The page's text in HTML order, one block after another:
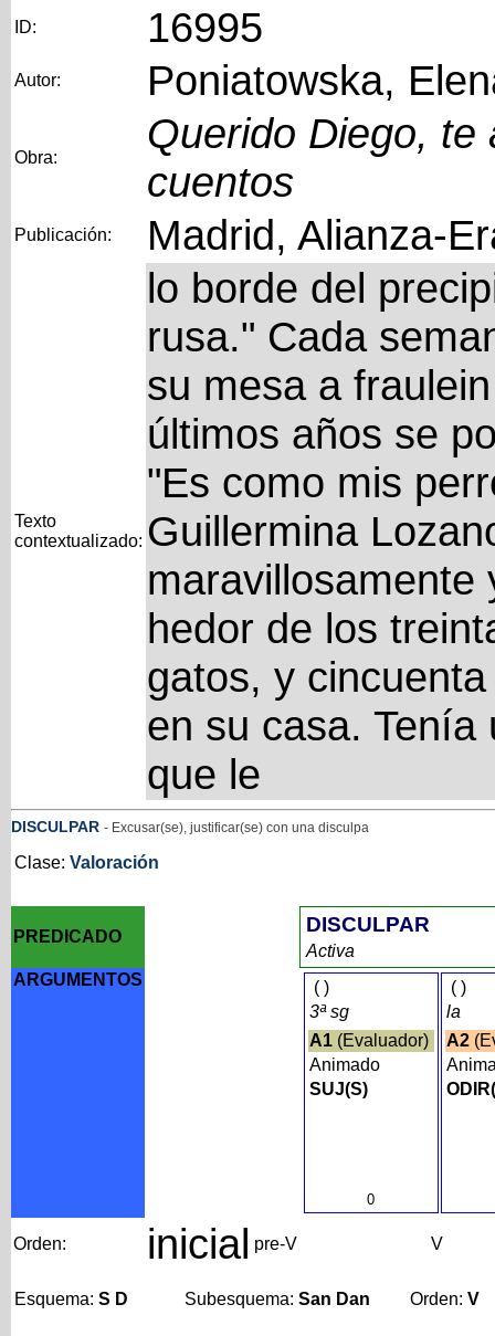
ID: 16995
Autor: Poniatowska,
Obra:
Querido Diego, te
cuentos
Publicación: Madrid, Alianza-
Texto
contextualizado:
lo borde del
rusa." Cada
su mesa a
últimos años se
"Es como mis
Guillermina
maravillosamente
hedor de los
gatos, y
en su casa. Tenía
que le
DISCULPAR - Excusar(se), justificar(se) con una disculpa
Clase: Valoración
PREDICADO
DISCULPAR
Activa
ARGUMENTOS
()
3ª sg
A1(Evaluador)
Animado
SUJ(S)
0
()
la
A2
Orden: inicial pre-V V
Esquema: S D Subesquema: San Dan Orden: V